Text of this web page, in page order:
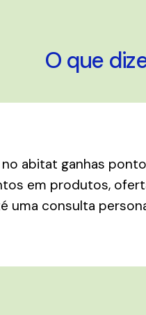
O que
abitat ganhas
em produtos,
uma consulta